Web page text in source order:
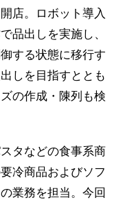
店。ロボット導入
品出しを実施し、
する状態に移行す
しを目指すととも
の作成・陳列も検
タなどの食事系商
冷商品およびソフ
業務を担当。今回